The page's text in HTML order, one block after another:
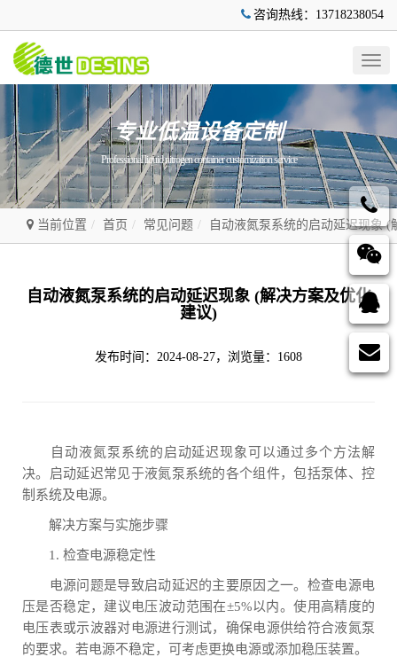
咨询热线：13718238054
专业低温设备定制
Professional liquid nitrogen container customization service
当前位置 首页 常见问题 自动液氮泵系统的启动延迟现象 (
自动液氮泵系统的启动延迟现象 (解决方案及优化
建议)
发布时间：2024-08-27，浏览量：1608
自动液氮泵系统的启动延迟现象可以通过多个方法解
决。启动延迟常见于液氮泵系统的各个组件，包括泵体、控
制系统及电源。
解决方案与实施步骤
1. 检查电源稳定性
电源问题是导致启动延迟的主要原因之一。检查电源电
压是否稳定，建议电压波动范围在±5%以内。使用高精度的
电压表或示波器对电源进行测试，确保电源供给符合液氮泵
的要求。若电源不稳定，可考虑更换电源或添加稳压装置。